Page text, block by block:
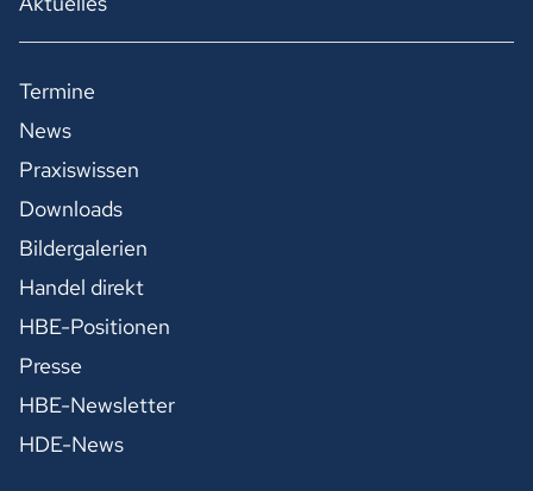
Termine
News
Praxiswissen
Downloads
Bildergalerien
Handel direkt
HBE-Positionen
Presse
HBE-Newsletter
HDE-News